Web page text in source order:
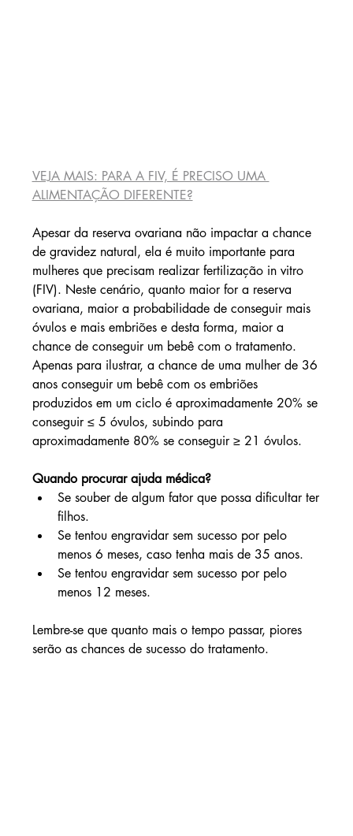
VEJA MAIS: PARA A FIV, É PRECISO UMA
ALIMENTAÇÃO DIFERENTE?
Apesar da reserva ovariana não impactar a chance
de gravidez natural, ela é muito importante para
mulheres que precisam realizar fertilização in vitro
(FIV). Neste cenário, quanto maior for a reserva
ovariana, maior a probabilidade de conseguir mais
óvulos e mais embriões e desta forma, maior a
chance de conseguir um bebê com o tratamento.
Apenas para ilustrar, a chance de uma mulher de 36
anos conseguir um bebê com os embriões
produzidos em um ciclo é aproximadamente 20% se
conseguir ≤ 5 óvulos, subindo para
aproximadamente 80% se conseguir ≥ 21 óvulos.
Quando procurar ajuda médica?
Se souber de algum fator que possa dificultar ter
filhos.
Se tentou engravidar sem sucesso por pelo
menos 6 meses, caso tenha mais de 35 anos.
Se tentou engravidar sem sucesso por pelo
menos 12 meses.
Lembre-se que quanto mais o tempo passar, piores
serão as chances de sucesso do tratamento.